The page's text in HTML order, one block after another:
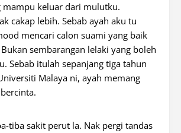
mampu keluar dari mulutku.
cakap lebih. Sebab ayah aku tu
mencari calon suami yang baik
sembarangan lelaki yang boleh
Sebab itulah sepanjang tiga tahun
Malaya ni, ayah memang
tiba sakit perut la. Nak pergi tandas